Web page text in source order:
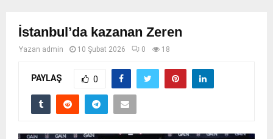
İstanbul’da kazanan Zeren
Yazan admin 10 Şubat 2026 0 18
PAYLAŞ 0